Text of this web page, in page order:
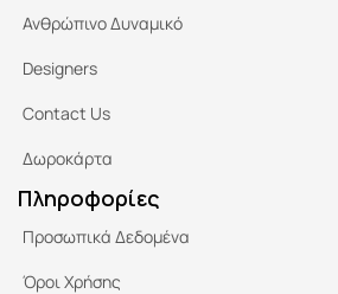
Ανθρώπινο Δυναμικό
Designers
Contact Us
Δωροκάρτα
Πληροφορίες
Προσωπικά Δεδομένα
Όροι Χρήσης